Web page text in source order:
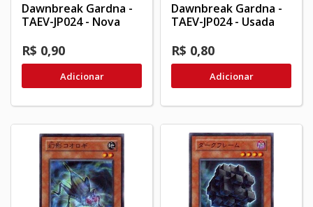
Dawnbreak Gardna -
TAEV-JP024 - Nova
R$ 0,90
Adicionar
Dawnbreak Gardna -
TAEV-JP024 - Usada
R$ 0,80
Adicionar